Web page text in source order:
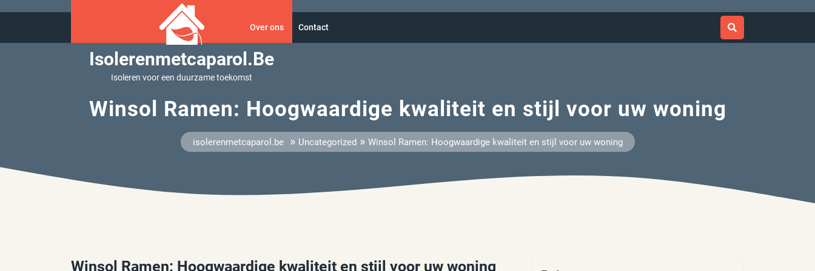
Isolerenmetcaparol.be
Isoleren voor een duurzame toekomst
Over ons Contact
Winsol Ramen: Hoogwaardige kwaliteit en stijl voor uw woning
isolerenmetcaparol.be» Uncategorized» Winsol Ramen: Hoogwaardige kwaliteit en stijl voor uw woning
Winsol Ramen: Hoogwaardige kwaliteit en stijl voor uw woning